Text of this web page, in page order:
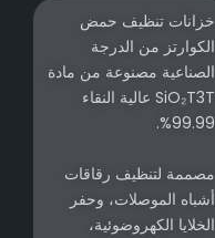
خزانات تنظيف حمض
الكوارتز من الدرجة
الصناعية مصنوعة من مادة
SiO₂T3T عالية النقاء
99.99%.
مصممة لتنظيف رقاقات
أشباه الموصلات، وحفر
الخلايا الكهروضوئية،